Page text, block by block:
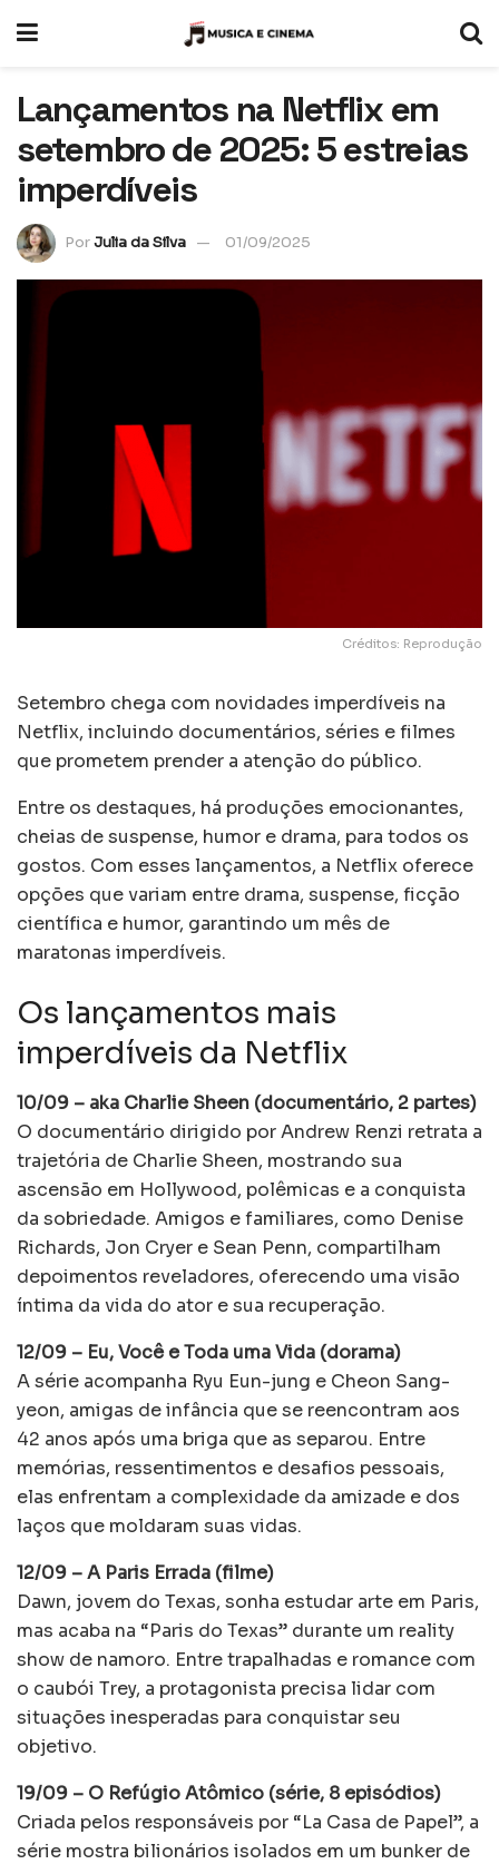
Lançamentos na Netflix em
setembro de 2025: 5 estreias
imperdíveis
PorJulia da Silva 01/09/2025
Créditos: Reprodução
Setembro chega com novidades imperdíveis na
Netflix, incluindo documentários, séries e filmes
que prometem prender a atenção do público.
Entre os destaques, há produções emocionantes,
cheias de suspense, humor e drama, para todos os
gostos. Com esses lançamentos, a Netflix oferece
opções que variam entre drama, suspense, ficção
científica e humor, garantindo um mês de
maratonas imperdíveis.
Os lançamentos mais
imperdíveis da Netflix
10/09 – aka Charlie Sheen (documentário, 2 partes)
O documentário dirigido por Andrew Renzi retrata a
trajetória de Charlie Sheen, mostrando sua
ascensão em Hollywood, polêmicas e a conquista
da sobriedade. Amigos e familiares, como Denise
Richards, Jon Cryer e Sean Penn, compartilham
depoimentos reveladores, oferecendo uma visão
íntima da vida do ator e sua recuperação.
12/09 – Eu, Você e Toda uma Vida (dorama)
A série acompanha Ryu Eun-jung e Cheon Sang-
yeon, amigas de infância que se reencontram aos
42 anos após uma briga que as separou. Entre
memórias, ressentimentos e desafios pessoais,
elas enfrentam a complexidade da amizade e dos
laços que moldaram suas vidas.
12/09 – A Paris Errada (filme)
Dawn, jovem do Texas, sonha estudar arte em Paris,
mas acaba na “Paris do Texas” durante um reality
show de namoro. Entre trapalhadas e romance com
o caubói Trey, a protagonista precisa lidar com
situações inesperadas para conquistar seu
objetivo.
19/09 – O Refúgio Atômico (série, 8 episódios)
Criada pelos responsáveis por “La Casa de Papel”, a
série mostra bilionários isolados em um bunker de